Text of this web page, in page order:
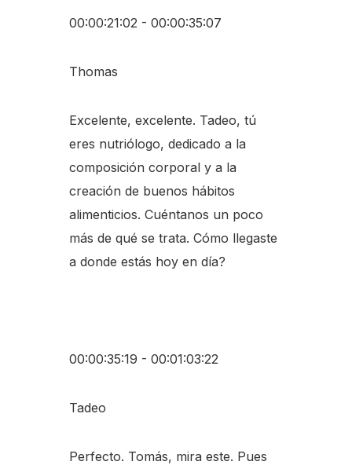
00:00:21:02 - 00:00:35:07
Thomas
Excelente, excelente. Tadeo, tú
eres nutriólogo, dedicado a la
composición corporal y a la
creación de buenos hábitos
alimenticios. Cuéntanos un poco
más de qué se trata. Cómo llegaste
a donde estás hoy en día?
00:00:35:19 - 00:01:03:22
Tadeo
Perfecto. Tomás, mira este. Pues